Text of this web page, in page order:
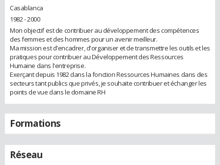
Casablanca
1982 - 2000
Mon objectif est de contribuer au développement des compétences
des femmes et des hommes pour un avenir meilleur.
Ma mission est d'encadrer, d'organiser et de transmettre les outils et les
pratiques pour contribuer au Développement des Ressources
Humaine dans l'entreprise.
Exerçant depuis 1982 dans la fonction Ressources Humaines dans des
secteurs tant publics que privés, je souhaite contribuer et échanger les
points de vue dans le domaine RH
Formations
Réseau